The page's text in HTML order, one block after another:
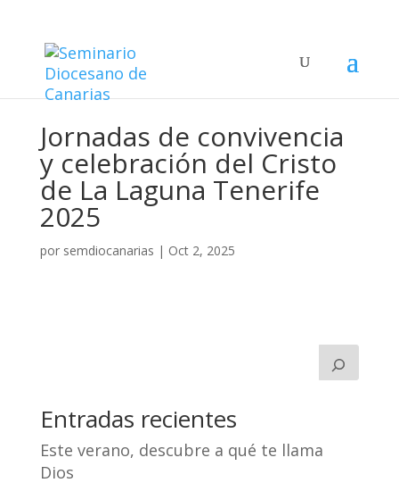
Jornadas de convivencia
y celebración del Cristo
de La Laguna Tenerife
2025
por semdiocanarias | Oct 2, 2025
Entradas recientes
Este verano, descubre a qué te llama
Dios